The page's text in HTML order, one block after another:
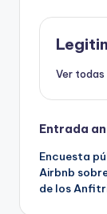
Ver
de
Entrada
Encuesta
Airbnb
de los